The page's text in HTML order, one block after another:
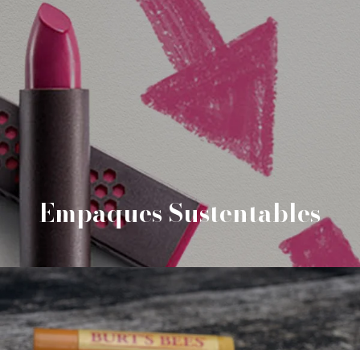
Empaques Sustentables